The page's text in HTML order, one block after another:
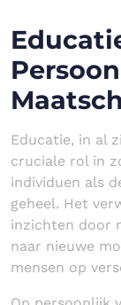
Educatie, in al
cruciale rol in
individuen als
geheel. Het
inzichten door
naar nieuwe
mensen op